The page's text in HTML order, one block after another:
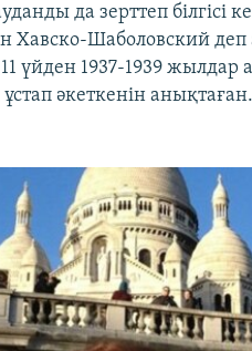
да зерттеп білгісі
Хавско-Шаболовский
үйден 1937-1939
әкеткенін